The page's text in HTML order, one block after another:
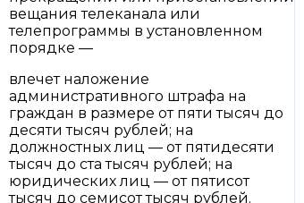
вещания телеканала или
телепрограммы в установленном
порядке —
влечет наложение
административного штрафа на
граждан в размере от пяти тысяч до
десяти тысяч рублей; на
должностных лиц — от пятидесяти
тысяч до ста тысяч рублей; на
юридических лиц — от пятисот
тысяч до семисот тысяч рублей.